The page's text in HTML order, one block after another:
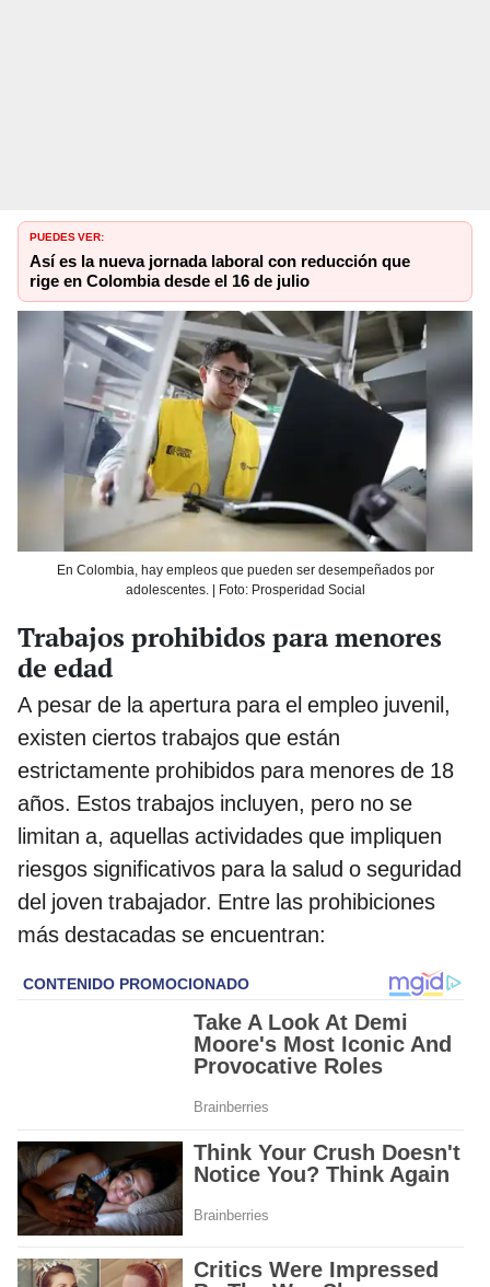
PUEDES VER:
Así es la nueva jornada laboral con reducción que
rige en Colombia desde el 16 de julio
En Colombia, hay empleos que pueden ser desempeñados por
adolescentes. | Foto: Prosperidad Social
Trabajos prohibidos para menores
de edad
A pesar de la apertura para el empleo juvenil,
existen ciertos trabajos que están
estrictamente prohibidos para menores de 18
años. Estos trabajos incluyen, pero no se
limitan a, aquellas actividades que impliquen
riesgos significativos para la salud o seguridad
del joven trabajador. Entre las prohibiciones
más destacadas se encuentran: